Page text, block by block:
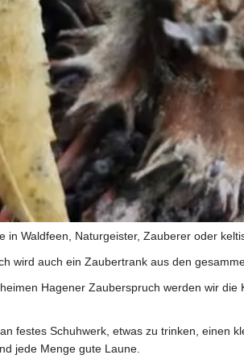
- 13:30 Uhr
Erlebnistag
der Wildkräuter – wo man sie findet, wie
wirklich nur im Märchen gibt!?
in die Welt der Märchen, Mythen und Sagen
den mächtigen Trollenkönig Hagetreu dem 1.!
ca. 2 ½ stündigen Erlebnistour lernen die
Wildkräuter kennen und sammeln sie in
Zu den Zauberkräutern, die in vergangenen
verwendet wurden zählen zum Beispiel
oder auch Gänseblümchenblüten.
natürlichen Kostbarkeiten
in Waldfeen, Naturgeister, Zauberer oder
wird auch ein Zaubertrank aus den
Hagener Zauberspruch werden wir die
festes Schuhwerk, etwas zu trinken, einen
jede Menge gute Laune.